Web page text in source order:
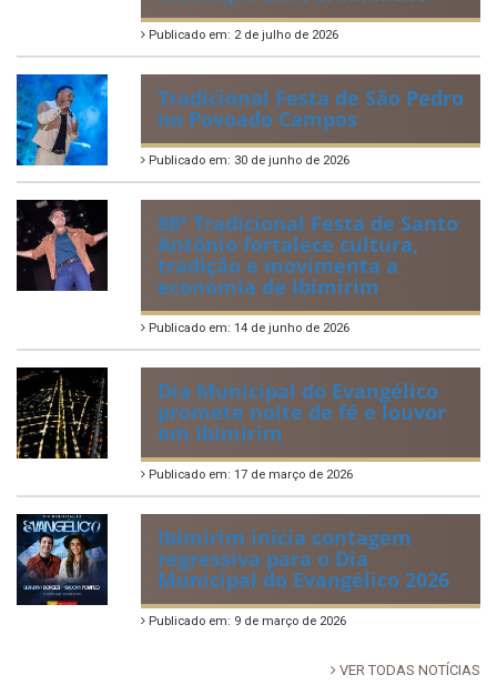
2ª edição do Corre Ibimirim
2026
Quadrilhas Juninas de
Ibimirim mantêm viva a
tradição e representam o
munícipio em Pernambuco
Publicado em: 2 de julho de 2026
Tradicional Festa de São Pedro
no Povoado Campos
88ª Tradicional Festa de Santo
Antônio fortalece cultura,
tradição e movimenta a
economia de Ibimirim
Publicado em: 14 de junho de 2026
Dia Municipal do Evangélico
promete noite de fé e louvor